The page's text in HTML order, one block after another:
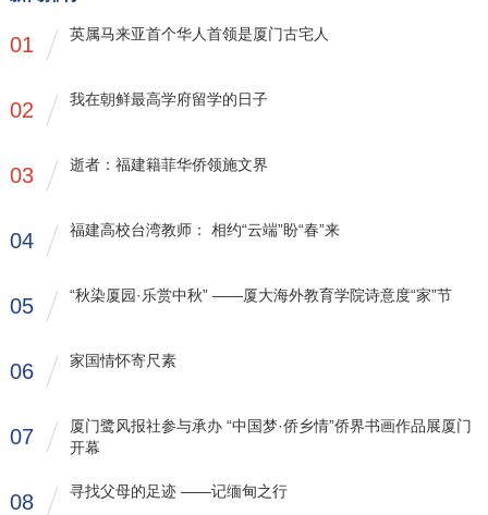
01 英属马来亚首个华人首领是厦门古宅人
02 我在朝鲜最高学府留学的日子
03 逝者：福建籍菲华侨领施文界
04 福建高校台湾教师： 相约“云端”盼“春”来
05 “秋染厦园·乐赏中秋” ——厦大海外教育学院诗意度“家”节
06 家国情怀寄尺素
07
厦门鹭风报社参与承办 “中国梦·侨乡情”侨界书画作品展厦门
开幕
08 寻找父母的足迹 ——记缅甸之行